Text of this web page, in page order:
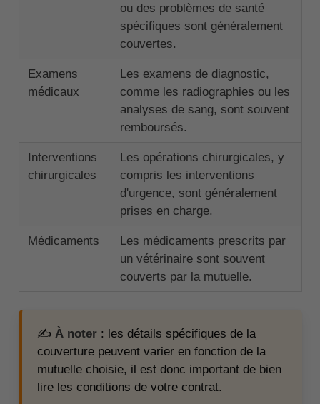
ou des problèmes de santé
spécifiques sont généralement
couvertes.
Examens
médicaux
Les examens de diagnostic,
comme les radiographies ou les
analyses de sang, sont souvent
remboursés.
Interventions
chirurgicales
Les opérations chirurgicales, y
compris les interventions
d'urgence, sont généralement
prises en charge.
Médicaments
Les médicaments prescrits par
un vétérinaire sont souvent
couverts par la mutuelle.
✍️ À noter: les détails spécifiques de la
couverture peuvent varier en fonction de la
mutuelle choisie, il est donc important de bien
lire les conditions de votre contrat.